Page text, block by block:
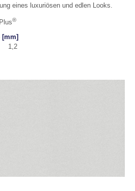
eines luxuriösen und edlen Looks.
®